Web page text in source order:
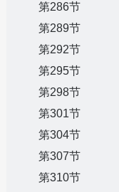
第286节
第289节
第292节
第295节
第298节
第301节
第304节
第307节
第310节